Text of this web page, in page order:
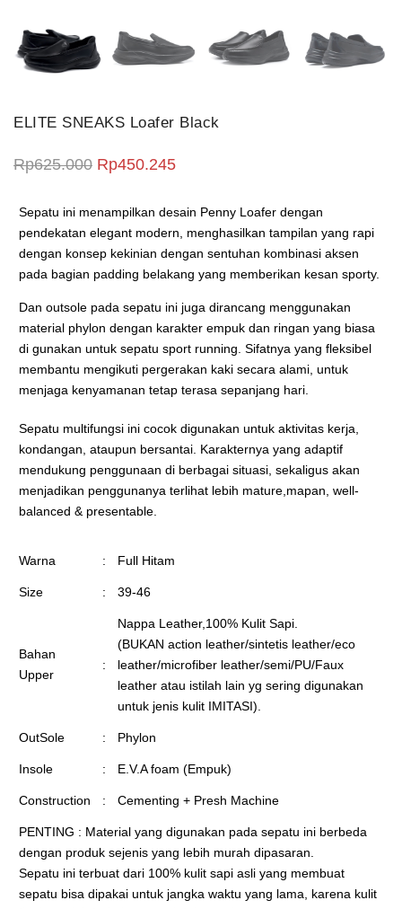
ELITE SNEAKS Loafer Black
Rp625.000 Harga aslinya adalah: Rp625.000.
Rp450.245Harga saat ini adalah:
Sepatu ini menampilkan desain Penny Loafer dengan
pendekatan elegant modern, menghasilkan tampilan yang rapi
dengan konsep kekinian dengan sentuhan kombinasi aksen
pada bagian padding belakang yang memberikan kesan sporty.
Dan outsole pada sepatu ini juga dirancang menggunakan
material phylon dengan karakter empuk dan ringan yang biasa
di gunakan untuk sepatu sport running. Sifatnya yang fleksibel
membantu mengikuti pergerakan kaki secara alami, untuk
menjaga kenyamanan tetap terasa sepanjang hari.
Sepatu multifungsi ini cocok digunakan untuk aktivitas kerja,
kondangan, ataupun bersantai. Karakternya yang adaptif
mendukung penggunaan di berbagai situasi, sekaligus akan
menjadikan penggunanya terlihat lebih mature,mapan, well-
balanced & presentable.
Warna : Full Hitam
Size : 39-46
Bahan
Upper
:
Nappa Leather,100% Kulit Sapi.
(BUKAN action leather/sintetis leather/eco
leather/microfiber leather/semi/PU/Faux
leather atau istilah lain yg sering digunakan
untuk jenis kulit IMITASI).
OutSole : Phylon
Insole : E.V.A foam (Empuk)
Construction : Cementing + Presh Machine
PENTING : Material yang digunakan pada sepatu ini berbeda
dengan produk sejenis yang lebih murah dipasaran.
Sepatu ini terbuat dari 100% kulit sapi asli yang membuat
sepatu bisa dipakai untuk jangka waktu yang lama, karena kulit